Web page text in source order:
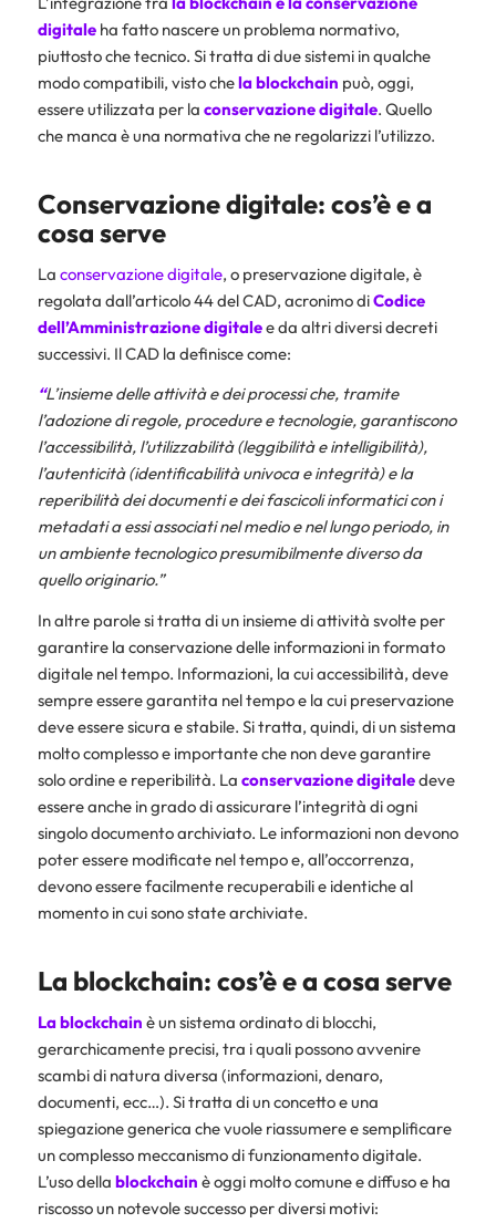
digitaleha fatto nascere un problema normativo,
piuttosto che tecnico. Si tratta di due sistemi in qualche
modo compatibili, visto chelablockchain può, oggi,
essere utilizzata per la conservazionedigitale. Quello
che manca è una normativa che ne regolarizzi l’utilizzo.
Conservazione digitale: cos’è e a
cosa serve
La conservazione digitale, o preservazione digitale, è
regolata dall’articolo 44 del CAD, acronimo diCodice
dell’Amministrazione digitalee da altri diversi decreti
successivi. Il CAD la definisce come:
“L’insieme delle attività e dei processi che, tramite
l’adozione di regole, procedure e tecnologie, garantiscono
l’accessibilità, l’utilizzabilità (leggibilità e intelligibilità),
l’autenticità (identificabilità univoca e integrità) e la
reperibilità dei documenti e dei fascicoli informatici con i
metadati a essi associati nel medio e nel lungo periodo, in
un ambiente tecnologico presumibilmente diverso da
quello originario.”
In altre parole si tratta di un insieme di attività svolte per
garantire la conservazione delle informazioni in formato
digitale nel tempo. Informazioni, la cui accessibilità, deve
sempre essere garantita nel tempo e la cui preservazione
deve essere sicura e stabile. Si tratta, quindi, di un sistema
molto complesso e importante che non deve garantire
solo ordine e reperibilità. La conservazione digitaledeve
essere anche in grado di assicurare l’integrità di ogni
singolo documento archiviato. Le informazioni non devono
poter essere modificate nel tempo e, all’occorrenza,
devono essere facilmente recuperabili e identiche al
momento in cui sono state archiviate.
La blockchain: cos’è e a cosa serve
La blockchain è un sistema ordinato di blocchi,
gerarchicamente precisi, tra i quali possono avvenire
scambi di natura diversa (informazioni, denaro,
documenti, ecc…). Si tratta di un concetto e una
spiegazione generica che vuole riassumere e semplificare
un complesso meccanismo di funzionamento digitale.
L’uso della blockchain è oggi molto comune e diffuso e ha
riscosso un notevole successo per diversi motivi: